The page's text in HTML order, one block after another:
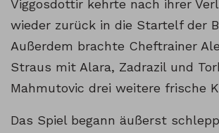
Viggosdottir kehrte nach ihrer
wieder zurück in die Startelf der
Außerdem brachte Cheftrainer
Straus mit Alara, Zadrazil und
Mahmutovic drei weitere frische
Das Spiel begann äußerst